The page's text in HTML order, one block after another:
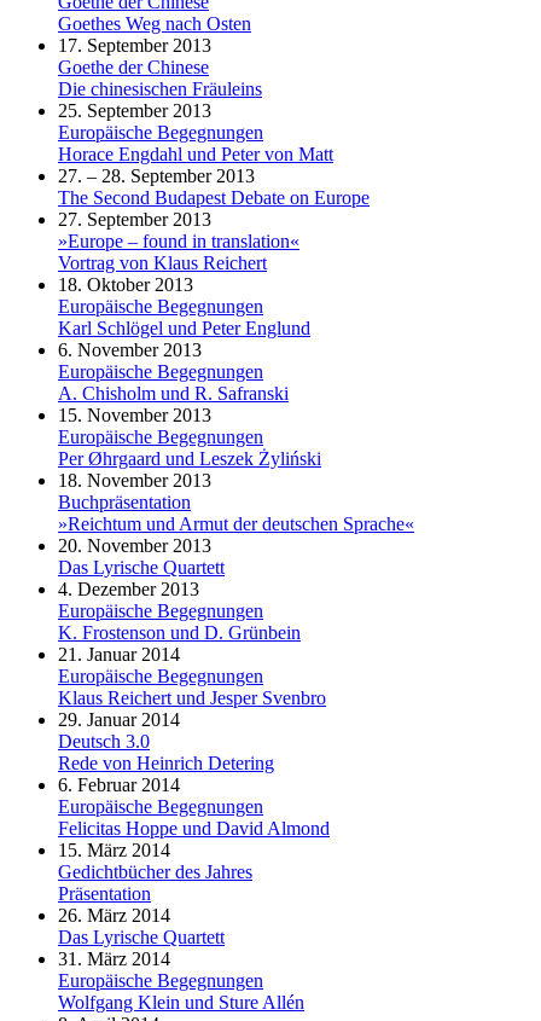
Goethes Weg nach Osten
17. September 2013
Goethe der Chinese
Die chinesischen Fräuleins
25. September 2013
Europäische Begegnungen
Horace Engdahl und Peter von Matt
27. – 28. September 2013
The Second Budapest Debate on Europe
27. September 2013
»Europe – found in translation«
Vortrag von Klaus Reichert
18. Oktober 2013
Europäische Begegnungen
Karl Schlögel und Peter Englund
6. November 2013
Europäische Begegnungen
A. Chisholm und R. Safranski
15. November 2013
Europäische Begegnungen
Per Øhrgaard und Leszek Żyliński
18. November 2013
Buchpräsentation
»Reichtum und Armut der deutschen Sprache«
20. November 2013
Das Lyrische Quartett
4. Dezember 2013
Europäische Begegnungen
K. Frostenson und D. Grünbein
21. Januar 2014
Europäische Begegnungen
Klaus Reichert und Jesper Svenbro
29. Januar 2014
Deutsch 3.0
Rede von Heinrich Detering
6. Februar 2014
Europäische Begegnungen
Felicitas Hoppe und David Almond
15. März 2014
Gedichtbücher des Jahres
Präsentation
26. März 2014
Das Lyrische Quartett
31. März 2014
Europäische Begegnungen
Wolfgang Klein und Sture Allén